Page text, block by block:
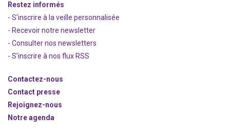
Restez informés
- S'inscrire à la veille personnalisée
- Recevoir notre newsletter
- Consulter nos newsletters
- S'inscrire à nos flux RSS
Contactez-nous
Contact presse
Rejoignez-nous
Notre agenda